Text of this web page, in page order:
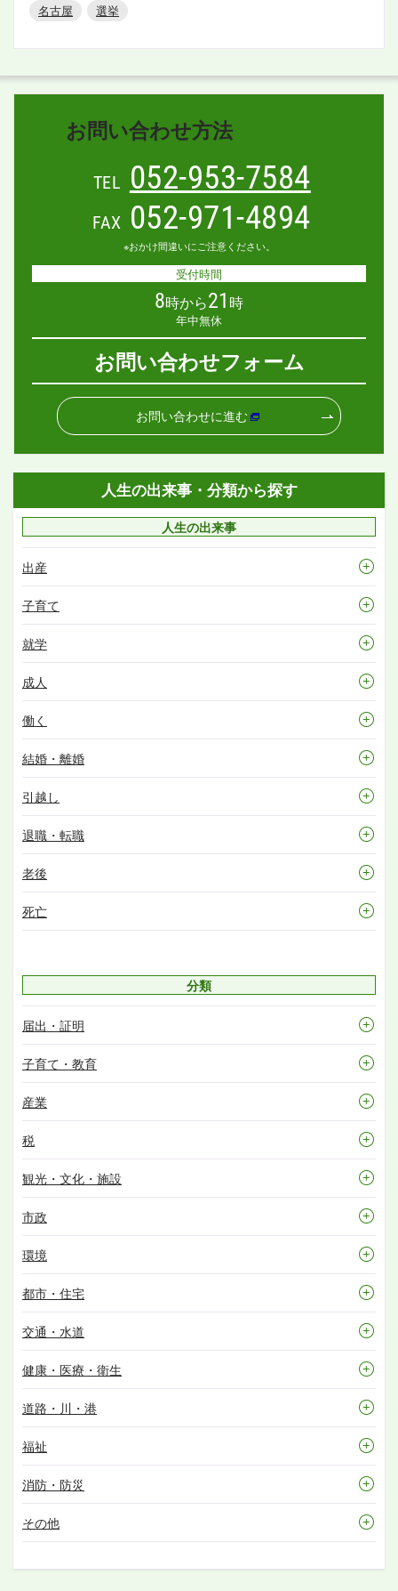
名古屋
選挙
お問い合わせ方法
TEL 052-953-7584
FAX 052-971-4894
※おかけ間違いにご注意ください。
受付時間
8時から21 時
年中無休
お問い合わせフォーム
お問い合わせに進む
人生の出来事・分類から探す
人生の出来事
出産
子育て
就学
成人
働く
結婚・離婚
引越し
退職・転職
老後
死亡
分類
届出・証明
子育て・教育
産業
税
観光・文化・施設
市政
環境
都市・住宅
交通・水道
健康・医療・衛生
道路・川・港
福祉
消防・防災
その他